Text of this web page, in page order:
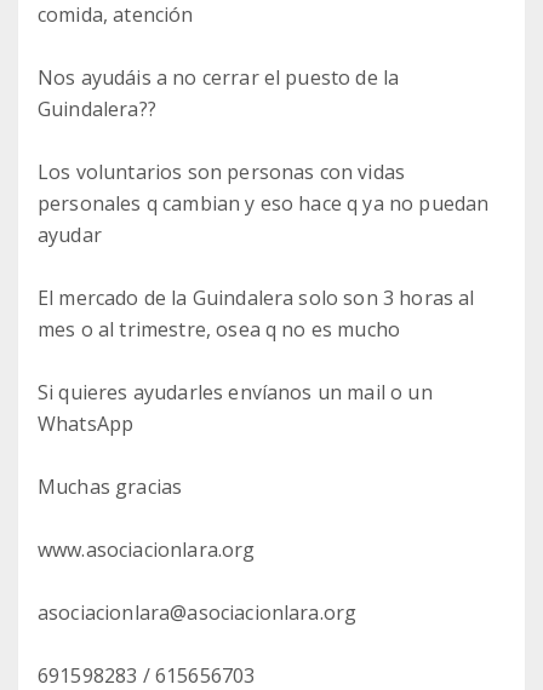
comida, atención
Nos ayudáis a no cerrar el puesto de la
Guindalera??
Los voluntarios son personas con vidas
personales q cambian y eso hace q ya no puedan
ayudar
El mercado de la Guindalera solo son 3 horas al
mes o al trimestre, osea q no es mucho
Si quieres ayudarles envíanos un mail o un
WhatsApp
Muchas gracias
www.asociacionlara.org
asociacionlara@asociacionlara.org
691598283 / 615656703